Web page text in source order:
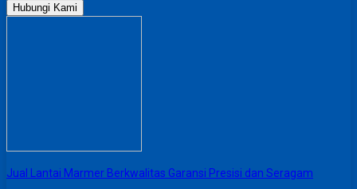
Hubungi Kami
Jual Lantai Marmer Berkwalitas Garansi Presisi dan Seragam